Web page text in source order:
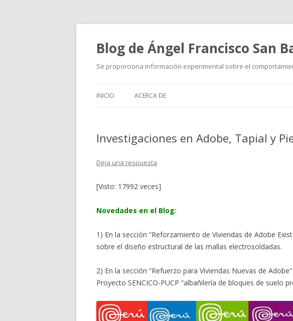
Blog de Ángel Francisco San
Se proporciona información experimental sobre el
INICIO ACERCA DE
Investigaciones en Adobe, Tapial y
Deja una respuesta
[Visto: 17992 veces]
Novedades en el Blog:
1) En la sección “Reforzamiento de Viviendas de Adobe
sobre el diseño estructural de las mallas electrosoldadas.
2) En la sección “Refuerzo para Viviendas Nuevas de
Proyecto SENCICO-PUCP “albañilería de bloques de suelo